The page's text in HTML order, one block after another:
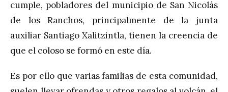
cumple, pobladores del municipio de San Nicolás
de los Ranchos, principalmente de la junta
auxiliar Santiago Xalitzintla, tienen la creencia de
que el coloso se formó en este día.
Es por ello que varias familias de esta comunidad,